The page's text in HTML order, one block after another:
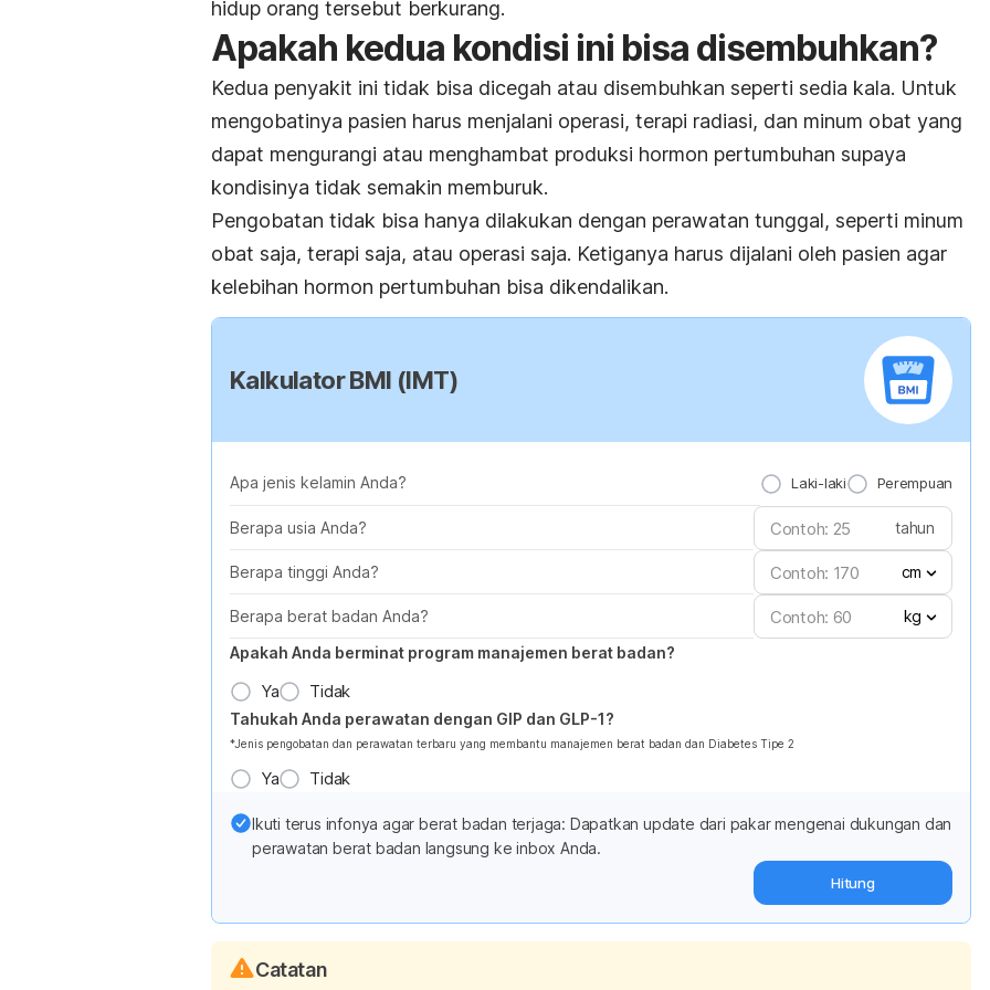
hidup orang tersebut berkurang.
Apakah kedua kondisi ini bisa disembuhkan?
Kedua penyakit ini tidak bisa dicegah atau disembuhkan seperti sedia kala. Untuk
mengobatinya pasien harus menjalani operasi, terapi radiasi, dan minum obat yang
dapat mengurangi atau menghambat produksi hormon pertumbuhan supaya
kondisinya tidak semakin memburuk.
Pengobatan tidak bisa hanya dilakukan dengan perawatan tunggal, seperti minum
obat saja, terapi saja, atau operasi saja. Ketiganya harus dijalani oleh pasien agar
kelebihan hormon pertumbuhan bisa dikendalikan.
Kalkulator BMI (IMT)
Apa jenis kelamin Anda? Laki-laki Perempuan
Berapa usia Anda? tahun
Berapa tinggi Anda? cm
Berapa berat badan Anda?
kg
Apakah Anda berminat program manajemen berat badan?
Ya Tidak
Tahukah Anda perawatan dengan GIP dan GLP-1?
*Jenis pengobatan dan perawatan terbaru yang membantu manajemen berat badan dan Diabetes Tipe 2
Ya Tidak
Ikuti terus infonya agar berat badan terjaga: Dapatkan update dari pakar mengenai dukungan dan
perawatan berat badan langsung ke inbox Anda.
Hitung
Catatan